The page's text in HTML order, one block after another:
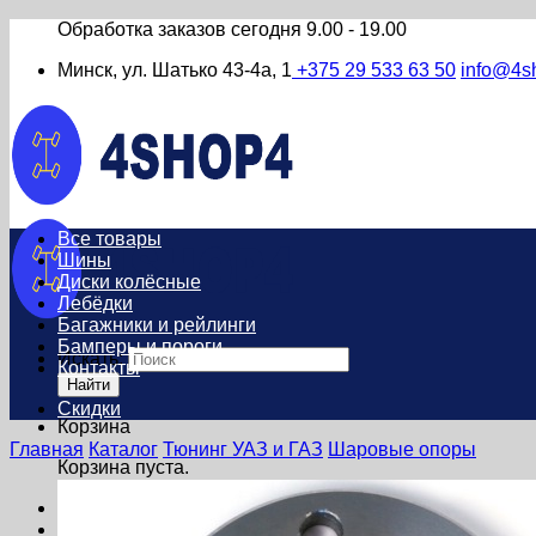
Обработка заказов сегодня 9.00 - 19.00
Минск, ул. Шатько 43-4а, 1 +375 29 533 63 50
Искать:
Найти
Корзина
Корзина пуста.
Все товары
Шины
Диски колёсные
Лебёдки
Багажники и рейлинги
Бамперы и пороги
Контакты
Скидки
Главная Каталог Тюнинг УАЗ и ГАЗ Шаровые опоры